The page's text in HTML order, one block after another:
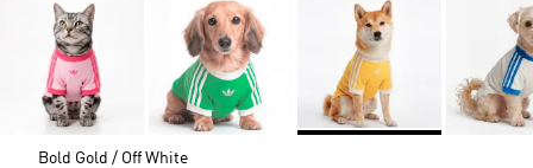
Bold Gold / Off White